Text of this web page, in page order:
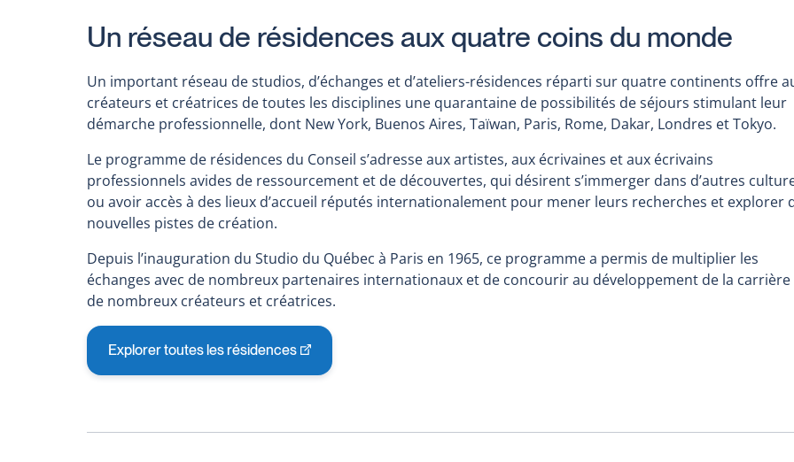
Un réseau de résidences aux quatre coins du monde
Un important réseau de studios, d’échanges et d’ateliers-résidences réparti sur quatre continents offre
créateurs et créatrices de toutes les disciplines une quarantaine de possibilités de séjours stimulant leur
démarche professionnelle, dont New York, Buenos Aires, Taïwan, Paris, Rome, Dakar, Londres et Tokyo.
Le programme de résidences du Conseil s’adresse aux artistes, aux écrivaines et aux écrivains
professionnels avides de ressourcement et de découvertes, qui désirent s’immerger dans d’autres
ou avoir accès à des lieux d’accueil réputés internationalement pour mener leurs recherches et explorer
nouvelles pistes de création.
Depuis l’inauguration du Studio du Québec à Paris en 1965, ce programme a permis de multiplier les
échanges avec de nombreux partenaires internationaux et de concourir au développement de la carrière
de nombreux créateurs et créatrices.
Explorer toutes les résidences
Ce
lien